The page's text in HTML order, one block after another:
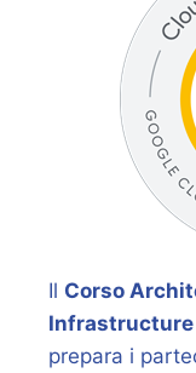
Il Corso
prepara i